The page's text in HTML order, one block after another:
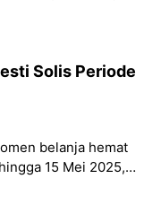
Solis Periode
belanja hemat
15 Mei 2025,